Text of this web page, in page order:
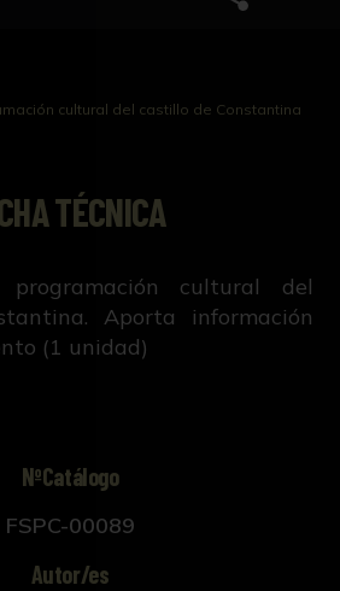
cultural del castillo de Constantina
TÉCNICA
cultural del
Aporta información
(1 unidad)
NºCatálogo
FSPC-00089
Autor/es